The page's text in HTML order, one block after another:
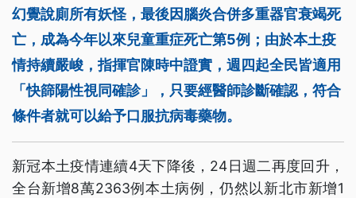
幻覺說廁所有妖怪，最後因腦炎合併多重器官衰竭死
亡，成為今年以來兒童重症死亡第5例；由於本土疫
情持續嚴峻，指揮官陳時中證實，週四起全民皆適用
「快篩陽性視同確診」，只要經醫師診斷確認，符合
條件者就可以給予口服抗病毒藥物。
新冠本土疫情連續4天下降後，24日週二再度回升，
全台新增8萬2363例本土病例，仍然以新北市新增1